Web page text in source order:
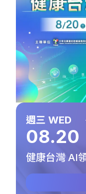
週三 WED
08.20
健康台灣 AI